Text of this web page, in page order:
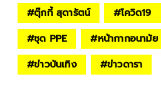
#ตุ๊กกี้ สุดารัตน์ #โควิด19
#ชุด PPE #หน้ากากอนามัย
#ข่าวบันเทิง #ข่าวดารา